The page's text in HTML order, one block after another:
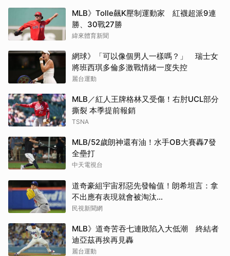
MLB》Tolle飆K壓制運動家 紅襪超派9連
勝、30戰27勝
緯來體育新聞
網球》「可以像個男人一樣嗎？」 瑞士女
將班西琪多倫多激戰情緒一度失控
麗台運動
MLB／紅人王牌格林又受傷！右肘UCL部分
撕裂 本季提前報銷
TSNA
MLB/52歲朗神還有油！水手OB大賽轟7發
全壘打
中天電視台
道奇豪組宇宙邪惡先發輪值！朗希坦言：拿
不出應有表現就會被淘汰...
民視新聞網
MLB》道奇苦吞七連敗陷入大低潮 終結者
迪亞茲再挨再見轟
麗台運動